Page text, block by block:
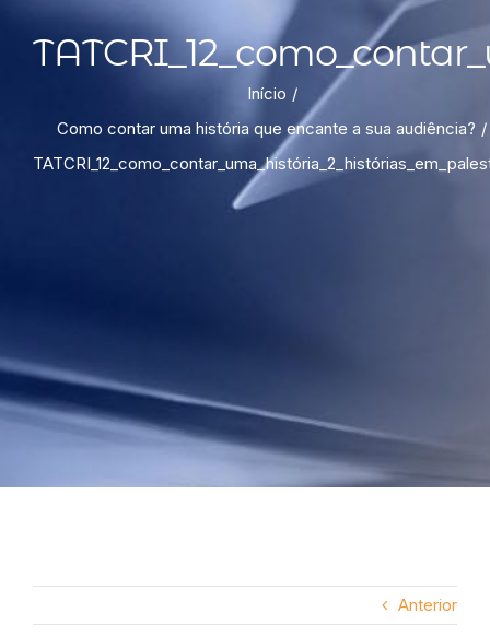
Início
Como contar uma história que encante a sua audiência?
Anterior